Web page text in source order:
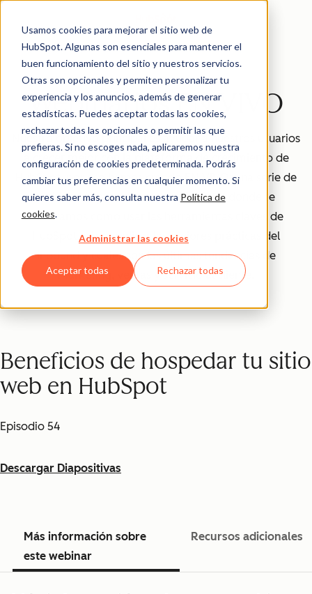
Usamos cookies para mejorar el sitio web de
HubSpot. Algunas son esenciales para mantener el
buen funcionamiento del sitio y nuestros servicios.
Otras son opcionales y permiten personalizar tu
experiencia y los anuncios, además de generar
estadísticas. Puedes aceptar todas las cookies,
rechazar todas las opcionales o permitir las que
prefieras. Si no escoges nada, aplicaremos nuestra
configuración de cookies predeterminada. Podrás
cambiar tus preferencias en cualquier momento. Si
quieres saber más, consulta nuestra Política de
cookies.
Administrar las cookies
Aceptar todas Rechazar todas
Webinarios EN VIVO
Nuestro objetivo principal es ayudar a nuestros usuarios
a crecer mejor con la plataforma de crecimiento de
HubSpot, por eso hemos creado EN VIVO: una serie de
webinarios para clientes de HubSpot donde te
mostramos cómo usar las herramientas claves de
HubSpot, cómo aplicar las mejores prácticas del
inbound y cuáles son las últimas tendencias de
marketing, ventas y servicio al cliente.
Beneficios de hospedar tu sitio
web en HubSpot
Episodio 54
Descargar Diapositivas
Más información sobre
este webinar
Recursos adicionales